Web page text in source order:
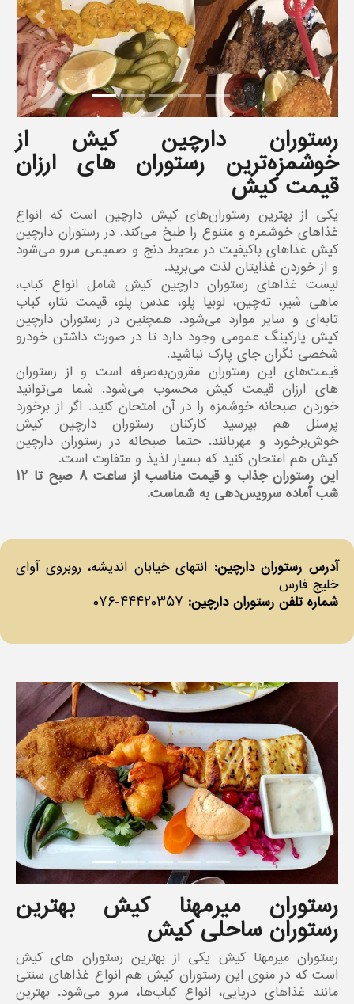
Next
رستوران دارچین کیش از
خوشمزه‌ترین رستوران های ارزان
قیمت کیش
یکی از بهترین رستوران‌های کیش دارچین است که انواع
غذاهای خوشمزه و متنوع را طبخ می‌کند. در رستوران دارچین
کیش غذاهای باکیفیت در محیط دنج و صمیمی سرو می‌شود
و از خوردن غذایتان لذت می‌برید.
لیست غذاهای رستوران دارچین کیش شامل انواع کباب،
ماهی شیر، ته‌چین، لوبیا پلو، عدس پلو، قیمت نثار، کباب
تابه‌ای و سایر موارد می‌شود. همچنین در رستوران دارچین
کیش پارکینگ عمومی وجود دارد تا در صورت داشتن خودرو
شخصی نگران جای پارک نباشید.
قیمت‌های این رستوران مقرون‌به‌صرفه است و از رستوران
های ارزان قیمت کیش محسوب می‌شود. شما می‌توانید
خوردن صبحانه خوشمزه را در آن امتحان کنید. اگر از برخورد
پرسنل هم بپرسید کارکنان رستوران دارچین کیش
خوش‌برخورد و مهربانند. حتما صبحانه در رستوران دارچین
کیش هم امتحان کنید که بسیار لذیذ و متفاوت است.
این رستوران جذاب و قیمت مناسب از ساعت ۸ صبح تا ۱۲
شب آماده سرویس‌دهی به شماست.
آدرس رستوران دارچین: انتهای خیابان اندیشه، روبروی آوای
خلیج فارس
شماره تلفن رستوران دارچین: ۴۴۴۲۰۳۵۷-۰۷۶
Next
رستوران میرمهنا کیش بهترین
رستوران ساحلی کیش
رستوران میرمهنا کیش یکی از بهترین رستوران های کیش
است که در منوی این رستوران کیش هم انواع غذاهای سنتی
مانند غذاهای دریایی، انواع کباب‌ها، سرو می‌شود. بهترین